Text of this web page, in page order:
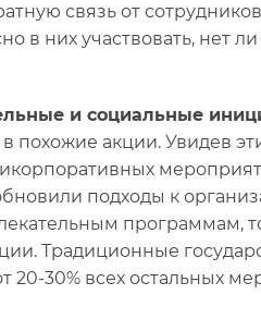
связь от
в них участвовать, нет ли
и социальные
похожие акции. Увидев
подходы к
программам,
Традиционные
20-30% всех остальных